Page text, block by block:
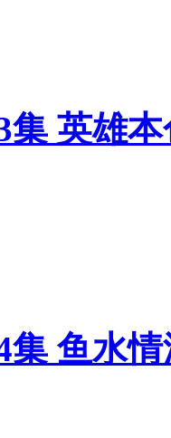
集 英雄本
集 鱼水情